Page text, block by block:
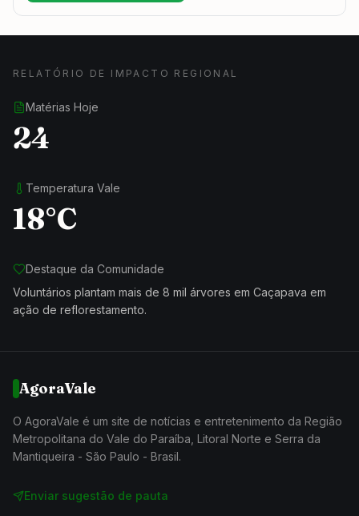
RELATÓRIO DE IMPACTO REGIONAL
Matérias Hoje
24
Temperatura Vale
18°C
Destaque da Comunidade
Voluntários plantam mais de 8 mil árvores em Caçapava em
ação de reflorestamento.
AgoraVale
O AgoraVale é um site de notícias e entretenimento da Região
Metropolitana do Vale do Paraíba, Litoral Norte e Serra da
Mantiqueira - São Paulo - Brasil.
Enviar sugestão de pauta